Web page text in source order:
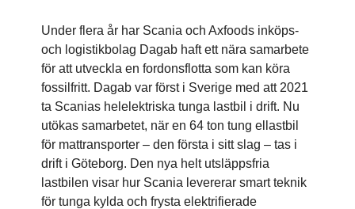
Under flera år har Scania och Axfoods inköps-
och logistikbolag Dagab haft ett nära samarbete
för att utveckla en fordonsflotta som kan köra
fossilfritt. Dagab var först i Sverige med att 2021
ta Scanias helelektriska tunga lastbil i drift. Nu
utökas samarbetet, när en 64 ton tung ellastbil
för mattransporter – den första i sitt slag – tas i
drift i Göteborg. Den nya helt utsläppsfria
lastbilen visar hur Scania levererar smart teknik
för tunga kylda och frysta elektrifierade